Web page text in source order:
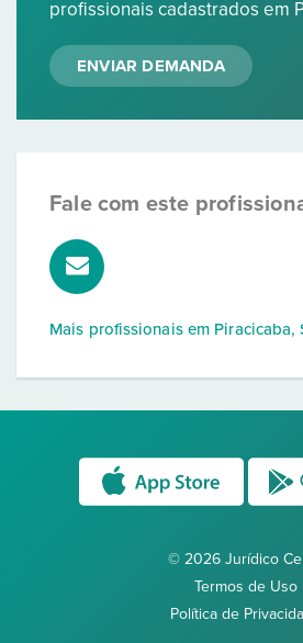
profissionais cadastrados em
ENVIAR DEMANDA
Fale com este
Mais profissionais em Piracicaba,
© 2026 Jurídico
Termos de Uso
Política de